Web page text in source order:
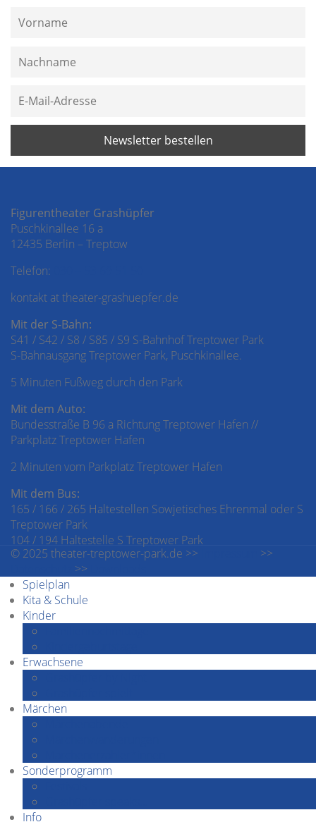
Figurentheater Grashüpfer
Puschkinallee 16 a
12435 Berlin – Treptow
Telefon:
kontakt at theater-grashuepfer.de
Mit der S-Bahn:
S41 / S42 / S8 / S85 / S9 S-Bahnhof Treptower Park
S-Bahnausgang Treptower Park, Puschkinallee.
5 Minuten Fußweg durch den Park
Mit dem Auto:
Bundesstraße B 96 a Richtung Treptower Hafen //
Parkplatz Treptower Hafen
2 Minuten vom Parkplatz Treptower Hafen
Mit dem Bus:
165 / 166 / 265 Haltestellen Sowjetisches Ehrenmal oder S
Treptower Park
104 / 194 Haltestelle S Treptower Park
© 2025 theater-treptower-park.de >>
>>
>>
Spielplan
Kita & Schule
Kinder
Erwachsene
Märchen
Sonderprogramm
Info